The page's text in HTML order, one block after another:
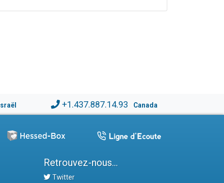
Israël +1.437.887.14.93 Canada
Retrouvez-nous...
Twitter